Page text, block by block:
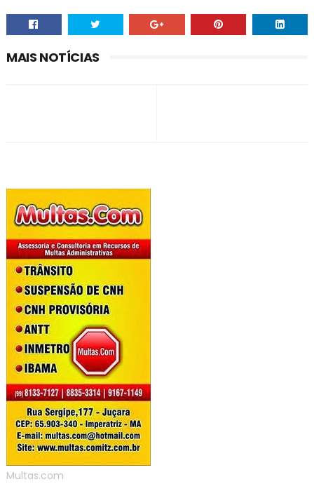
MAIS NOTÍCIAS
Multas.com